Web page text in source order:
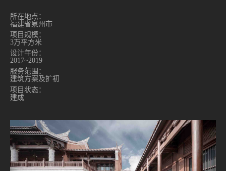
所在地点：
福建省泉州市
项目规模：
3万平方米
设计年份：
2017~2019
服务范围：
建筑方案及扩初
项目状态：
建成